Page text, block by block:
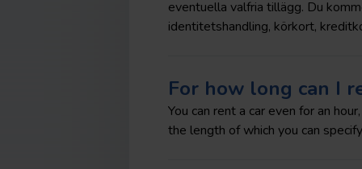
eventuella valfria tillägg. Du
identitetshandling, körkort,
For how long can I
You can rent a car even for an
the length of which you can